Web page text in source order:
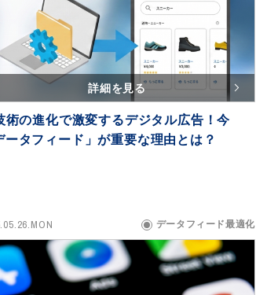
詳細を見る
術の進化で激変するデジタル広告！今
ータフィード」が重要な理由とは？
データフィード最適化